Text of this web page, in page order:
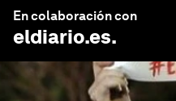
En colaboración con
eldiario.es.